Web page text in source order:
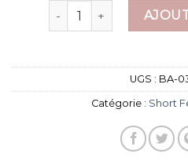
quantité de short
UGS : BA-
Catégorie : Short